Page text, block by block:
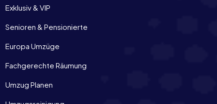
Exklusiv & VIP
Senioren & Pensionierte
Europa Umzüge
Fachgerechte Räumung
Umzug Planen